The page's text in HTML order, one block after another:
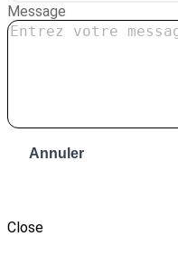
Message
Annuler
Close